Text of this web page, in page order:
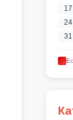
17
24
31